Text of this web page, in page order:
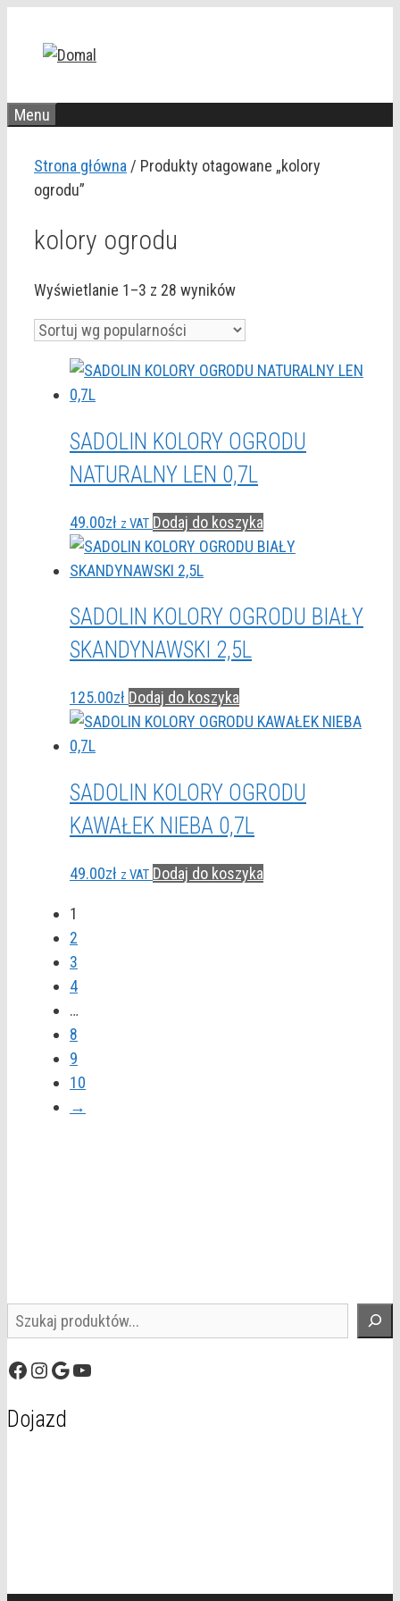
Menu
Strona główna / Produkty otagowane „kolory
ogrodu”
kolory ogrodu
Wyświetlanie 1–3 z 28 wynikówPosortowane
popularności
SADOLIN KOLORY OGRODU
NATURALNY LEN 0,7L
49.00zł z VAT Dodaj do koszyka
SADOLIN KOLORY OGRODU BIAŁY
SKANDYNAWSKI 2,5L
125.00zł Dodaj do koszyka
SADOLIN KOLORY OGRODU
KAWAŁEK NIEBA 0,7L
49.00zł z VAT Dodaj do koszyka
1
2
3
4
…
8
9
10
→
Szukaj
Facebook
Instagram
GoogleYouTube
Dojazd